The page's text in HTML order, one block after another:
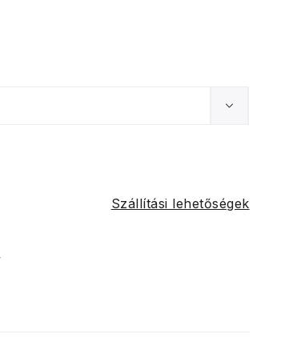
Szállítási lehetőségek